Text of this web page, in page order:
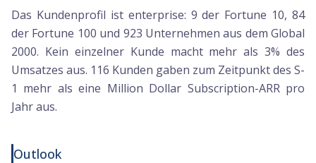
Das Kundenprofil ist enterprise: 9 der Fortune 10, 84
der Fortune 100 und 923 Unternehmen aus dem Global
2000. Kein einzelner Kunde macht mehr als 3% des
Umsatzes aus. 116 Kunden gaben zum Zeitpunkt des S-
1 mehr als eine Million Dollar Subscription-ARR pro
Jahr aus.
Outlook